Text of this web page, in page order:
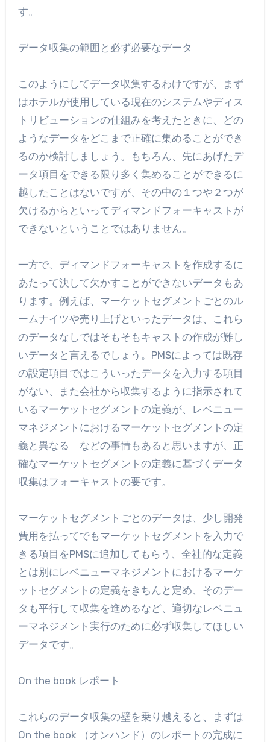
す。
データ収集の範囲と必ず必要なデータ
このようにしてデータ収集するわけですが、まず
はホテルが使用している現在のシステムやディス
トリビューションの仕組みを考えたときに、どの
ようなデータをどこまで正確に集めることができ
るのか検討しましょう。もちろん、先にあげたデ
ータ項目をできる限り多く集めることができるに
越したことはないですが、その中の１つや２つが
欠けるからといってディマンドフォーキャストが
できないということではありません。
一方で、ディマンドフォーキャストを作成するに
あたって決して欠かすことができないデータもあ
ります。例えば、マーケットセグメントごとのル
ームナイツや売り上げといったデータは、これら
のデータなしではそもそもキャストの作成が難し
いデータと言えるでしょう。PMSによっては既存
の設定項目ではこういったデータを入力する項目
がない、また会社から収集するように指示されて
いるマーケットセグメントの定義が、レベニュー
マネジメントにおけるマーケットセグメントの定
義と異なる などの事情もあると思いますが、正
確なマーケットセグメントの定義に基づくデータ
収集はフォーキャストの要です。
マーケットセグメントごとのデータは、少し開発
費用を払ってでもマーケットセグメントを入力で
きる項目をPMSに追加してもらう、全社的な定義
とは別にレベニューマネジメントにおけるマーケ
ットセグメントの定義をきちんと定め、そのデー
タも平行して収集を進めるなど、適切なレベニュ
ーマネジメント実行のために必ず収集してほしい
データです。
On the book レポート
これらのデータ収集の壁を乗り越えると、まずは
On the book （オンハンド）のレポートの完成に